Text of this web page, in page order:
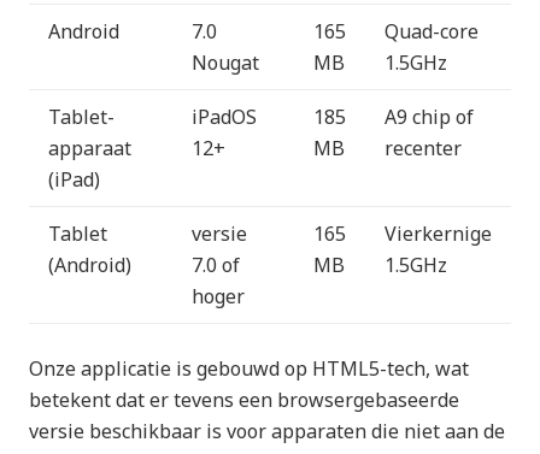
Android
7.0
Nougat
165
MB
Quad-core
1.5GHz
Tablet-
apparaat
(iPad)
iPadOS
12+
185
MB
A9 chip of
recenter
Tablet
(Android)
versie
7.0 of
hoger
165
MB
Vierkernige
1.5GHz
Onze applicatie is gebouwd op HTML5-tech, wat
betekent dat er tevens een browsergebaseerde
versie beschikbaar is voor apparaten die niet aan de